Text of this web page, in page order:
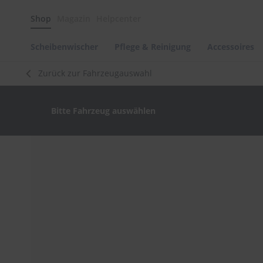
Shop
Polituren
&
Autowellness
Zurück zur Fahrzeugauswahl
Bitte Fahrzeug auswählen